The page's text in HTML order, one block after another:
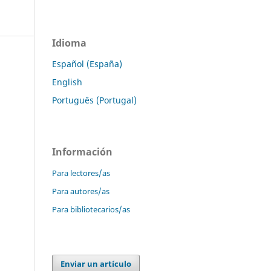
Idioma
Español (España)
English
Português (Portugal)
Información
Para lectores/as
Para autores/as
Para bibliotecarios/as
Enviar un artículo